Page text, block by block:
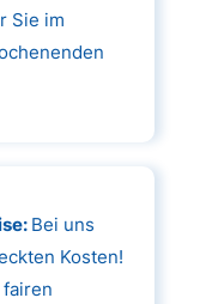
Sie im
Bei uns
Kosten!